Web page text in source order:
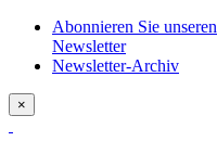
Abonnieren Sie unseren
Newsletter
Newsletter-Archiv
×